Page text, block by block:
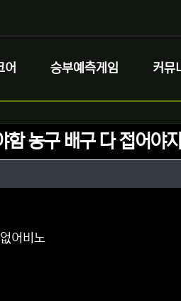
어 승부예측게임 커뮤
농구 배구 다 접어야지
어비노